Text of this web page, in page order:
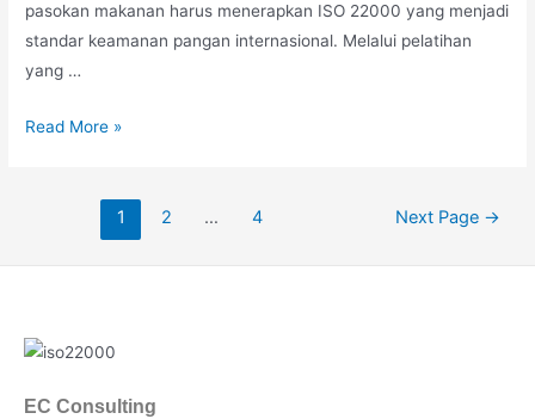
pasokan makanan harus menerapkan ISO 22000 yang menjadi
standar keamanan pangan internasional. Melalui pelatihan
yang …
Read More »
1 2 … 4 Next Page →
EC Consulting